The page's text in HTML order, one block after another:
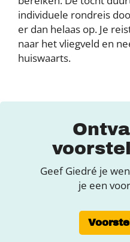
individuele rondreis
er dan helaas op. Je
naar het vliegveld en
huiswaarts.
Geef Giedré je
je een